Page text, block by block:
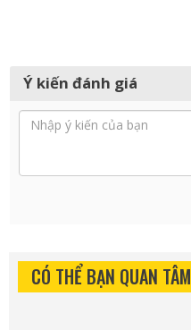
Ý kiến đánh giá
CÓ THỂ BẠN QUAN TÂM